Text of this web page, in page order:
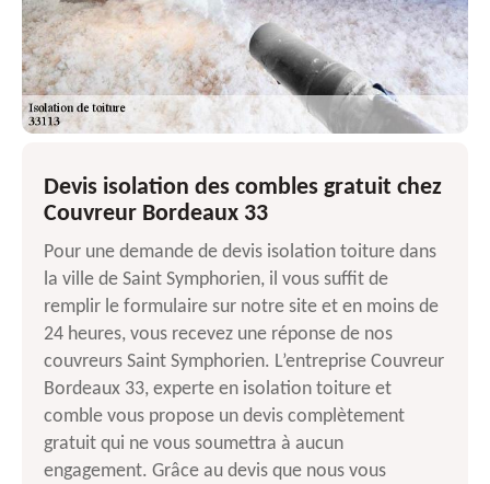
Devis isolation des combles gratuit chez
Couvreur Bordeaux 33
Pour une demande de devis isolation toiture dans
la ville de Saint Symphorien, il vous suffit de
remplir le formulaire sur notre site et en moins de
24 heures, vous recevez une réponse de nos
couvreurs Saint Symphorien. L’entreprise Couvreur
Bordeaux 33, experte en isolation toiture et
comble vous propose un devis complètement
gratuit qui ne vous soumettra à aucun
engagement. Grâce au devis que nous vous